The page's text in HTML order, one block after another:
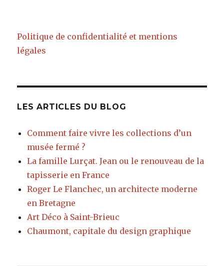
Politique de confidentialité et mentions
légales
LES ARTICLES DU BLOG
Comment faire vivre les collections d’un
musée fermé ?
La famille Lurçat. Jean ou le renouveau de la
tapisserie en France
Roger Le Flanchec, un architecte moderne
en Bretagne
Art Déco à Saint-Brieuc
Chaumont, capitale du design graphique